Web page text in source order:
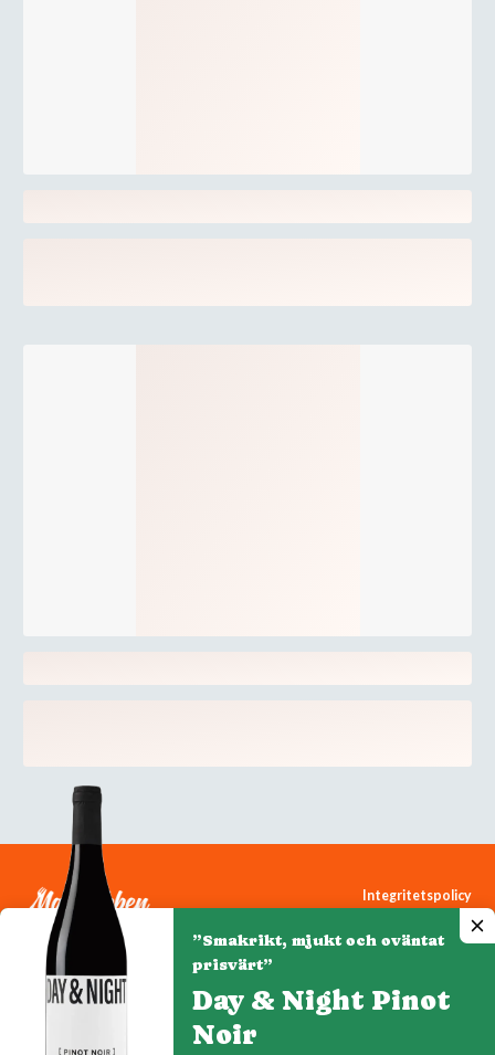
Integritetspolicy
Cookiepolicy
Denna webbplats drivs av Vinklubben i Norden AB
”Smakrikt, mjukt och oväntat
prisvärt”
Day & Night Pinot
Noir